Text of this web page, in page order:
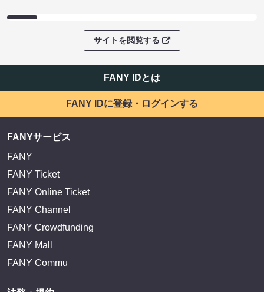
サイトを閲覧する
FANY IDとは
FANY IDに登録・ログインする
FANYサービス
FANY
FANY Ticket
FANY Online Ticket
FANY Channel
FANY Crowdfunding
FANY Mall
FANY Commu